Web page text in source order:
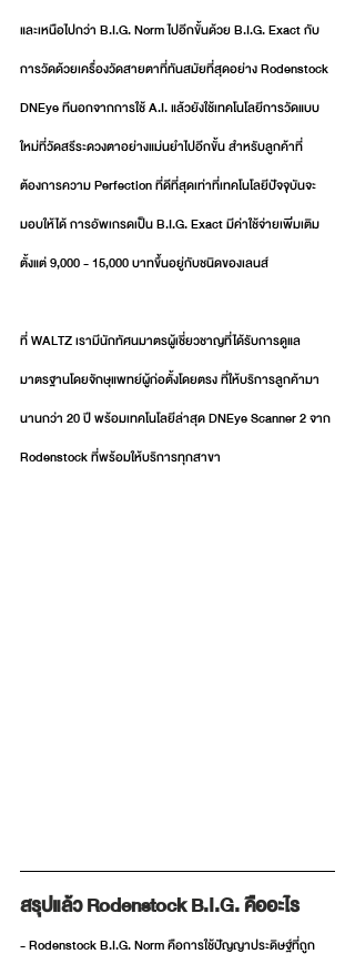
และเหนือไปกว่า B.I.G. Norm ไปอีกขั้นด้วย B.I.G. Exact กับ
การวัดด้วยเครื่องวัดสายตาที่ทันสมัยที่สุดอย่าง Rodenstock
DNEye ทีนอกจากการใช้ A.I. แล้วยังใช้เทคโนโลยีการวัดแบบ
ใหม่ที่วัดสรีระดวงตาอย่างแม่นยำไปอีกขั้น สำหรับลูกค้าที่
ต้องการความ Perfection ที่ดีที่สุดเท่าที่เทคโนโลยีปัจจุบันจะ
มอบให้ได้ การอัพเกรดเป็น B.I.G. Exact มีค่าใช้จ่ายเพิ่มเติม
ตั้งแต่ 9,000 - 15,000 บาทขึ้นอยู่กับชนิดของเลนส์
ที่ WALTZ เรามีนักทัศนมาตรผู้เชี่ยวชาญที่ได้รับการดูแล
มาตรฐานโดยจักษุแพทย์ผู้ก่อตั้งโดยตรง ที่ให้บริการลูกค้ามา
นานกว่า 20 ปี พร้อมเทคโนโลยีล่าสุด DNEye Scanner 2 จาก
Rodenstock ที่พร้อมให้บริการทุกสาขา
สรุปแล้ว Rodenstock B.I.G. คืออะไร
- Rodenstock B.I.G. Norm คือการใช้ปัญญาประดิษฐ์ที่ถูก